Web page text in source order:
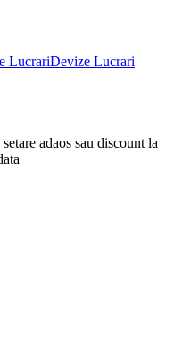
Devize Lucrari
setare adaos sau discount la